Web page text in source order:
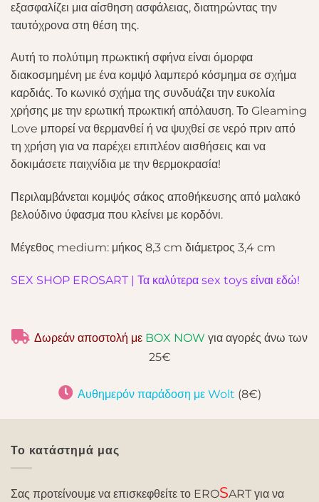
εξασφαλίζει μια αίσθηση ασφάλειας, διατηρώντας την
ταυτόχρονα στη θέση της.
Αυτή το πολύτιμη πρωκτική σφήνα είναι όμορφα
διακοσμημένη με ένα κομψό λαμπερό κόσμημα σε σχήμα
καρδιάς. Το κωνικό σχήμα της συνδυάζει την ευκολία
χρήσης με την ερωτική πρωκτική απόλαυση. Το Gleaming
Love μπορεί να θερμανθεί ή να ψυχθεί σε νερό πριν από
τη χρήση για να παρέχει επιπλέον αισθήσεις και να
δοκιμάσετε παιχνίδια με την θερμοκρασία!
Περιλαμβάνεται κομψός σάκος αποθήκευσης από μαλακό
βελούδινο ύφασμα που κλείνει με κορδόνι.
Μέγεθος medium: μήκος 8,3 cm διάμετρος 3,4 cm
SEX SHOP EROSART | Τα καλύτερα sex toys είναι εδώ!
Δωρεάν αποστολή με BOX NOW για αγορές άνω των
25€
Αυθημερόν παράδοση με Wolt (8€)
Το κατάστημά μας
Σας προτείνουμε να επισκεφθείτε το EROSART για να